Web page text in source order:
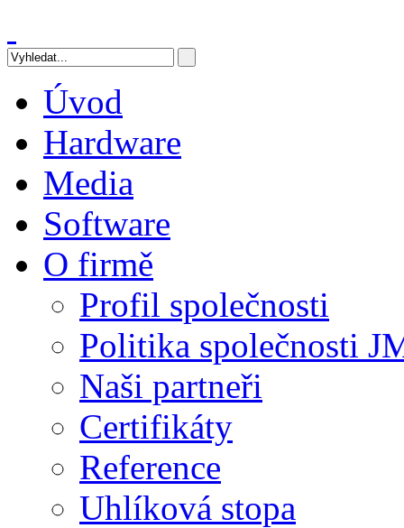
Úvod
Hardware
Media
Software
O firmě
Profil společnosti
Politika společnosti
Naši partneři
Certifikáty
Reference
Uhlíková stopa